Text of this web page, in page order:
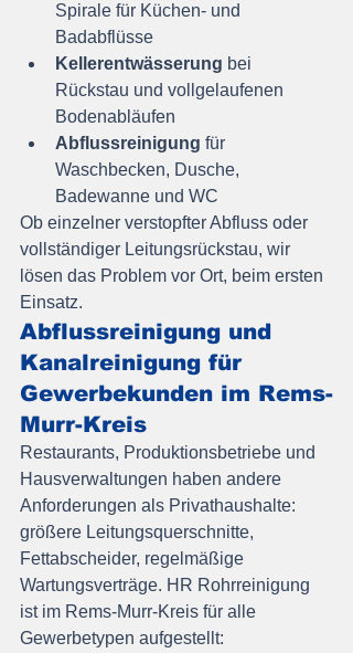
Spirale für Küchen- und
Badabflüsse
Kellerentwässerung bei
Rückstau und vollgelaufenen
Bodenabläufen
Abflussreinigung für
Waschbecken, Dusche,
Badewanne und WC
Ob einzelner verstopfter Abfluss oder
vollständiger Leitungsrückstau, wir
lösen das Problem vor Ort, beim ersten
Einsatz.
Abflussreinigung und
Kanalreinigung für
Gewerbekunden im Rems-
Murr-Kreis
Restaurants, Produktionsbetriebe und
Hausverwaltungen haben andere
Anforderungen als Privathaushalte:
größere Leitungsquerschnitte,
Fettabscheider, regelmäßige
Wartungsverträge. HR Rohrreinigung
ist im Rems-Murr-Kreis für alle
Gewerbetypen aufgestellt: